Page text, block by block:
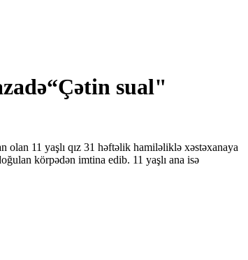
sual"
11 yaşlı qız 31 həftəlik hamiləliklə xəstəxanaya
körpədən imtina edib. 11 yaşlı ana isə